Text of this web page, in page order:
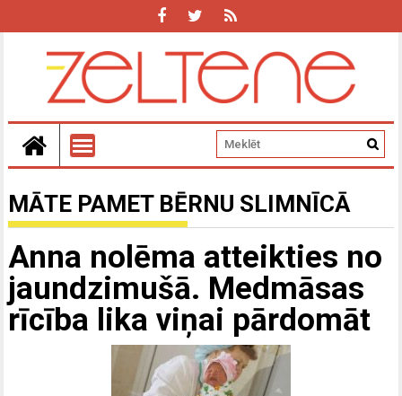
MĀTE PAMET BĒRNU SLIMNĪCĀ
Anna nolēma atteikties no
jaundzimušā. Medmāsas
rīcība lika viņai pārdomāt